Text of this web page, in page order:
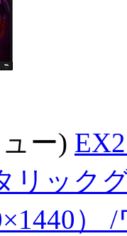
ー)
リック
）